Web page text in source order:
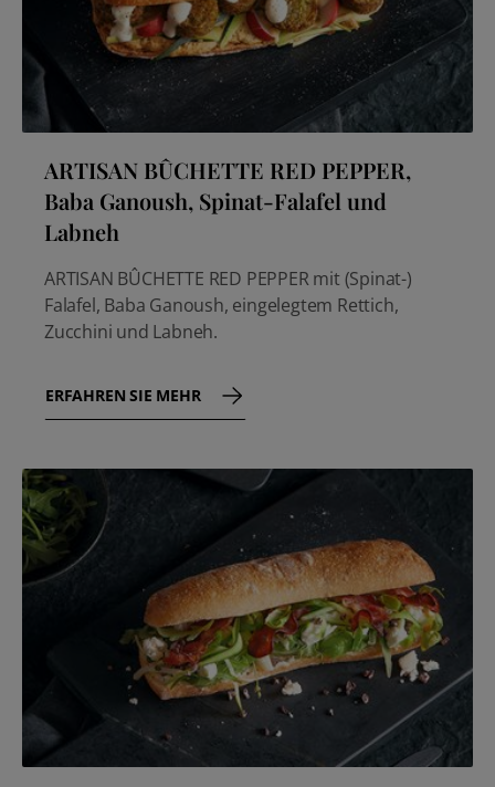
ARTISAN BÛCHETTE RED PEPPER,
Baba Ganoush, Spinat-Falafel und
Labneh
ARTISAN BÛCHETTE RED PEPPER mit (Spinat-)
Falafel, Baba Ganoush, eingelegtem Rettich,
Zucchini und Labneh.
ERFAHREN SIE MEHR